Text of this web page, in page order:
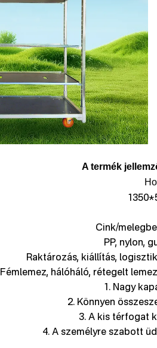
A termék
Cink/
PP, nylon,
Raktározás, kiállítás,
Fémlemez, hálóháló, rétegelt
1. Nagy
2. Könnyen
3. A kis térfogat
4. A személyre szabott